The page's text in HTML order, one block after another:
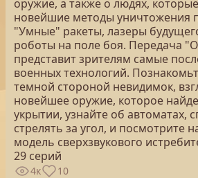
оружие, а также о людях,
новейшие методы уничтожения
"Умные" ракеты, лазеры
роботы на поле боя. Передача
представит зрителям самые
военных технологий.
темной стороной невидимок,
новейшее оружие, которое
укрытии, узнайте об автоматах,
стрелять за угол, и посмотрите
модель сверхзвукового
29 серий
4к 10